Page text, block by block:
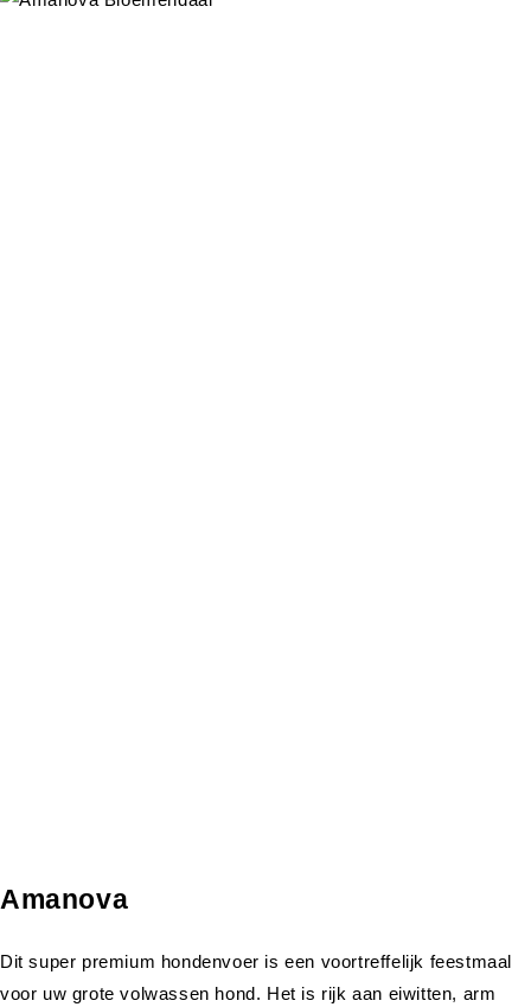
Amanova
Dit super premium hondenvoer is een voortreffelijk feestmaal
voor uw grote volwassen hond. Het is rijk aan eiwitten, arm